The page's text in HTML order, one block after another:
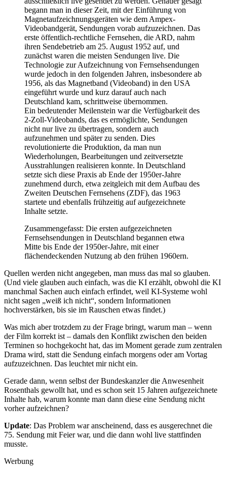
begann man in dieser Zeit, mit der Einführung von
Magnetaufzeichnungsgeräten wie dem Ampex-
Videobandgerät, Sendungen vorab aufzuzeichnen. Das
erste öffentlich-rechtliche Fernsehen, die ARD, nahm
ihren Sendebetrieb am 25. August 1952 auf, und
zunächst waren die meisten Sendungen live. Die
Technologie zur Aufzeichnung von Fernsehsendungen
wurde jedoch in den folgenden Jahren, insbesondere ab
1956, als das Magnetband (Videoband) in den USA
eingeführt wurde und kurz darauf auch nach
Deutschland kam, schrittweise übernommen.
Ein bedeutender Meilenstein war die Verfügbarkeit des
2-Zoll-Videobands, das es ermöglichte, Sendungen
nicht nur live zu übertragen, sondern auch
aufzunehmen und später zu senden. Dies
revolutionierte die Produktion, da man nun
Wiederholungen, Bearbeitungen und zeitversetzte
Ausstrahlungen realisieren konnte. In Deutschland
setzte sich diese Praxis ab Ende der 1950er-Jahre
zunehmend durch, etwa zeitgleich mit dem Aufbau des
Zweiten Deutschen Fernsehens (ZDF), das 1963
startete und ebenfalls frühzeitig auf aufgezeichnete
Inhalte setzte.
Zusammengefasst: Die ersten aufgezeichneten
Fernsehsendungen in Deutschland begannen etwa
Mitte bis Ende der 1950er-Jahre, mit einer
flächendeckenden Nutzung ab den frühen 1960ern.
Quellen werden nicht angegeben, man muss das mal so glauben.
(Und viele glauben auch einfach, was die KI erzählt, obwohl die KI
manchmal Sachen auch einfach erfindet, weil KI-Systeme wohl
nicht sagen „weiß ich nicht“, sondern Informationen
hochverstärken, bis sie im Rauschen etwas findet.)
Was mich aber trotzdem zu der Frage bringt, warum man – wenn
der Film korrekt ist – damals den Konflikt zwischen den beiden
Terminen so hochgekocht hat, das im Moment gerade zum zentralen
Drama wird, statt die Sendung einfach morgens oder am Vortag
aufzuzeichnen. Das leuchtet mir nicht ein.
Gerade dann, wenn selbst der Bundeskanzler die Anwesenheit
Rosenthals gewollt hat, und es schon seit 15 Jahren aufgezeichnete
Inhalte hab, warum konnte man dann diese eine Sendung nicht
vorher aufzeichnen?
Update: Das Problem war anscheinend, dass es ausgerechnet die
75. Sendung mit Feier war, und die dann wohl live stattfinden
musste.
Werbung